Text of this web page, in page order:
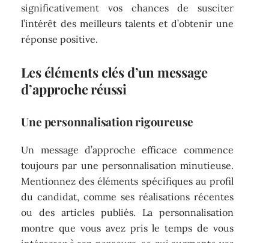
significativement vos chances de susciter
l’intérêt des meilleurs talents et d’obtenir une
réponse positive.
Les éléments clés d’un message
d’approche réussi
Une personnalisation rigoureuse
Un message d’approche efficace commence
toujours par une personnalisation minutieuse.
Mentionnez des éléments spécifiques au profil
du candidat, comme ses réalisations récentes
ou des articles publiés. La personnalisation
montre que vous avez pris le temps de vous